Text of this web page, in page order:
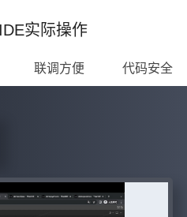
实际操作
联调方便 代码安全